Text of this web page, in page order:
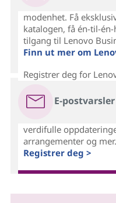
modenhet. Få
katalogen, få én-til-
tilgang til Lenovo
Finn ut mer om
E-postvarsler
Registrer deg for
verdifulle
arrangementer og
Registrer deg >